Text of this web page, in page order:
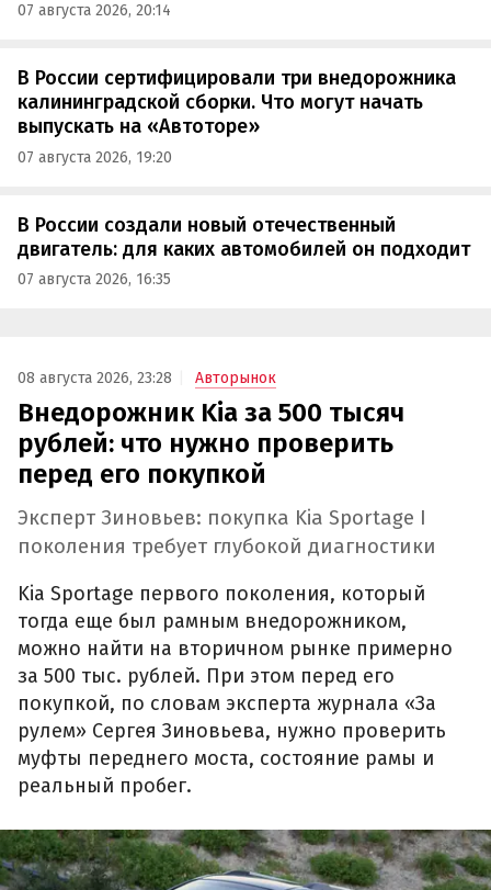
07 августа 2026, 20:14
В России сертифицировали три внедорожника
калининградской сборки. Что могут начать
выпускать на «Автоторе»
07 августа 2026, 19:20
В России создали новый отечественный
двигатель: для каких автомобилей он подходит
07 августа 2026, 16:35
08 августа 2026, 23:28 Авторынок
Внедорожник Kia за 500 тысяч
рублей: что нужно проверить
перед его покупкой
Эксперт Зиновьев: покупка Kia Sportage I
поколения требует глубокой диагностики
Kia Sportage первого поколения, который
тогда еще был рамным внедорожником,
можно найти на вторичном рынке примерно
за 500 тыс. рублей. При этом перед его
покупкой, по словам эксперта журнала «За
рулем» Сергея Зиновьева, нужно проверить
муфты переднего моста, состояние рамы и
реальный пробег.